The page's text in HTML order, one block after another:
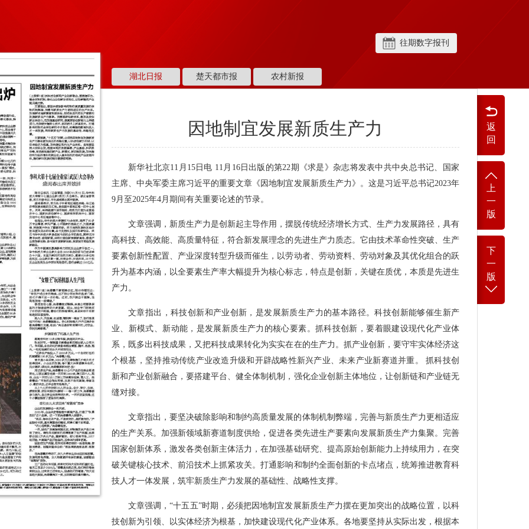
往期数字报刊
返
回
上
一
版
下
一
版
湖北日报 楚天都市报 农村新报
因地制宜发展新质生产力
新华社北京11月15日电 11月16日出版的第22期《求是》杂志将发表中共中央总书记、国家
主席、中央军委主席习近平的重要文章《因地制宜发展新质生产力》。这是习近平总书记2023年
9月至2025年4月期间有关重要论述的节录。
文章强调，新质生产力是创新起主导作用，摆脱传统经济增长方式、生产力发展路径，具有
高科技、高效能、高质量特征，符合新发展理念的先进生产力质态。它由技术革命性突破、生产
要素创新性配置、产业深度转型升级而催生，以劳动者、劳动资料、劳动对象及其优化组合的跃
升为基本内涵，以全要素生产率大幅提升为核心标志，特点是创新，关键在质优，本质是先进生
产力。
文章指出，科技创新和产业创新，是发展新质生产力的基本路径。科技创新能够催生新产
业、新模式、新动能，是发展新质生产力的核心要素。抓科技创新，要着眼建设现代化产业体
系，既多出科技成果，又把科技成果转化为实实在在的生产力。抓产业创新，要守牢实体经济这
个根基，坚持推动传统产业改造升级和开辟战略性新兴产业、未来产业新赛道并重。 抓科技创
新和产业创新融合，要搭建平台、健全体制机制，强化企业创新主体地位，让创新链和产业链无
缝对接。
文章指出，要坚决破除影响和制约高质量发展的体制机制弊端，完善与新质生产力更相适应
的生产关系。加强新领域新赛道制度供给，促进各类先进生产要素向发展新质生产力集聚。完善
国家创新体系，激发各类创新主体活力，在加强基础研究、提高原始创新能力上持续用力，在突
破关键核心技术、前沿技术上抓紧攻关。打通影响和制约全面创新的卡点堵点，统筹推进教育科
技人才一体发展，筑牢新质生产力发展的基础性、战略性支撑。
文章强调，“十五五”时期，必须把因地制宜发展新质生产力摆在更加突出的战略位置，以科
技创新为引领、以实体经济为根基，加快建设现代化产业体系。各地要坚持从实际出发，根据本